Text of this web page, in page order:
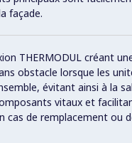
façade.
THERMODUL créant
obstacle lorsque les
évitant ainsi à la
vitaux et
cas de remplacement ou